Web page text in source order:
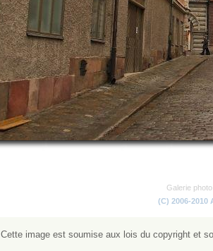
Galerie
(C) 2006-2010
Cette image est soumise aux lois du copyright et